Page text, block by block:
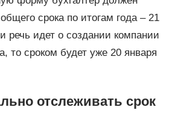
срока по итогам года – 21
речь идет о создании компании
то сроком будет уже 20 января
отслеживать срок